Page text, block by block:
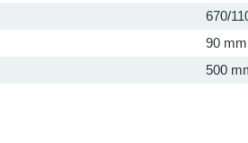
670/
90 mm
500